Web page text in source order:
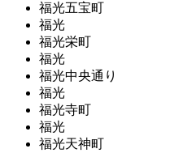
福光五宝町
福光
福光栄町
福光
福光中央通り
福光
福光寺町
福光
福光天神町